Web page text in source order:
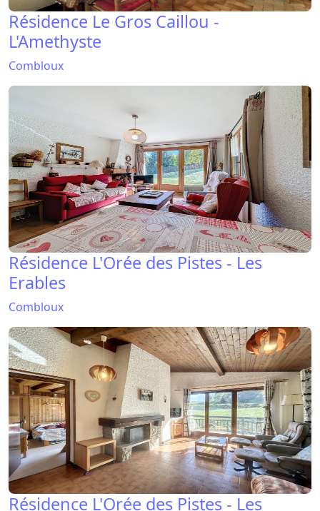
Résidence Le Gros Caillou -
L'Amethyste
Combloux
Résidence L'Orée des Pistes - Les
Erables
Combloux
Résidence L'Orée des Pistes - Les